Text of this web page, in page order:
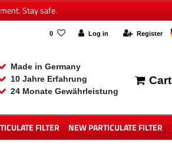
Stay safe.
0 Log in Register
Made in Germany
10 Jahre Erfahrung
24 Monate Gewährleistung
Cart
FILTER NEW PARTICULATE FILTER